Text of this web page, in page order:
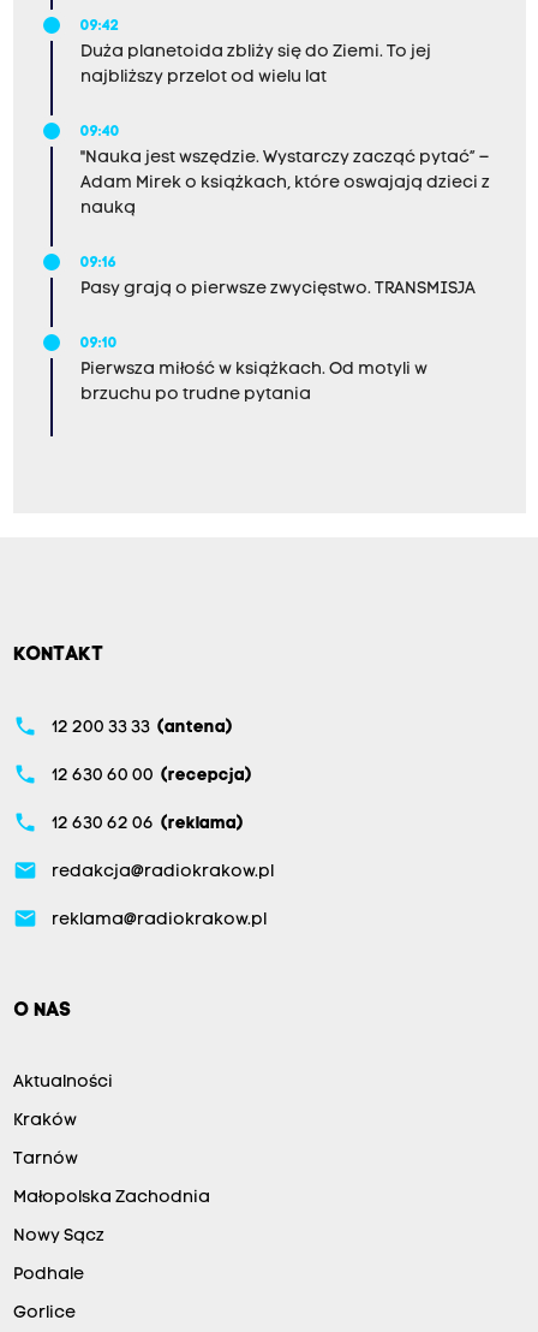
09:42
Duża planetoida zbliży się do Ziemi. To jej
najbliższy przelot od wielu lat
09:40
"Nauka jest wszędzie. Wystarczy zacząć pytać” –
Adam Mirek o książkach, które oswajają dzieci z
nauką
09:16
Pasy grają o pierwsze zwycięstwo. TRANSMISJA
09:10
Pierwsza miłość w książkach. Od motyli w
brzuchu po trudne pytania
KONTAKT
phone 12 200 33 33 (antena)
phone 12 630 60 00 (recepcja)
phone 12 630 62 06 (reklama)
email redakcja@radiokrakow.pl
email reklama@radiokrakow.pl
O NAS
Aktualności
Kraków
Tarnów
Małopolska Zachodnia
Nowy Sącz
Podhale
Gorlice